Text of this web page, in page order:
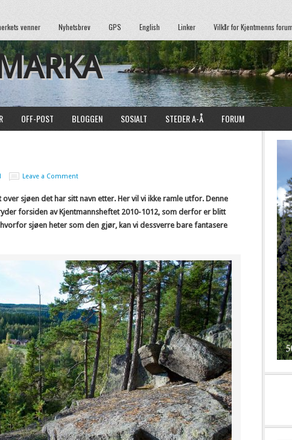
venner Nyhetsbrev GPS English Linker Vilkår for Kjentmenns forum
OFF-POST BLOGGEN SOSIALT STEDER A-Å FORUM
Leave a Comment
over sjøen det har sitt navn etter. Her vil vi ikke ramle utfor. Denne
forsiden av Kjentmannsheftet 2010-1012, som derfor er blitt
hvorfor sjøen heter som den gjør, kan vi dessverre bare fantasere